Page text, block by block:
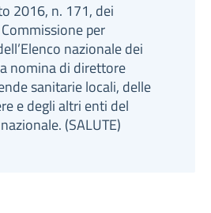
2016, n. 171, dei
per
nazionale dei
nomina di direttore
sanitarie locali, delle
e degli altri enti del
(SALUTE)